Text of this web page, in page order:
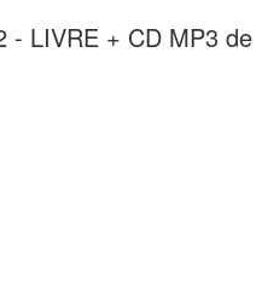
- LIVRE + CD MP3 de